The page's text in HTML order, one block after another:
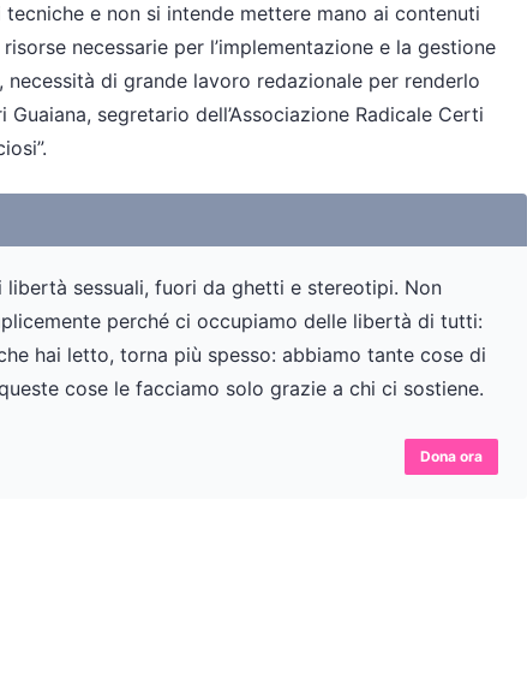
e non si intende mettere mano ai contenuti
necessarie per l’implementazione e la gestione
di grande lavoro redazionale per renderlo
segretario dell’Associazione Radicale Certi
libertà sessuali, fuori da ghetti e stereotipi. Non
perché ci occupiamo delle libertà di tutti:
hai letto, torna più spesso: abbiamo tante cose di
cose le facciamo solo grazie a chi ci sostiene.
Dona ora